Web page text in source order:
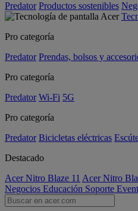
Predator Productos sostenibles
Pro categoría
Predator Prendas, bolsos y
Pro categoría
Predator Wi-Fi 5G
Pro categoría
Predator Bicicletas eléctricas
Destacado
Acer Nitro Blaze 11 Acer Nitro
Negocios Educación Soporte